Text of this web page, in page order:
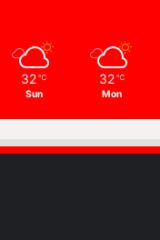
32 ℃
Sun
32 ℃
Mon